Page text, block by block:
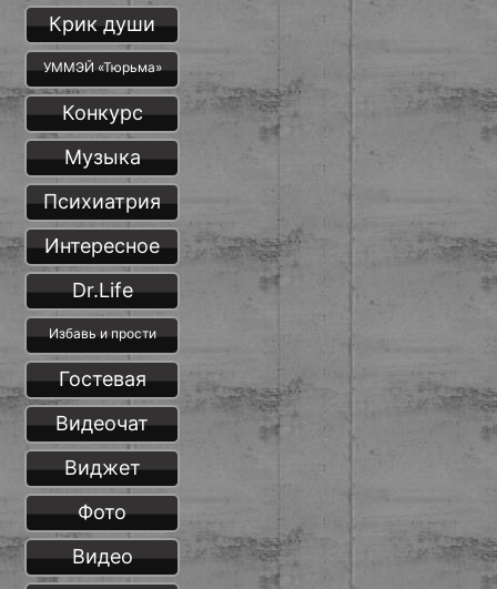
Крик души
УММЭЙ «Тюрьма»
Конкурс
Музыка
Психиатрия
Интересное
Dr.Life
Избавь и прости
Гостевая
Видеочат
Виджет
Фото
Видео